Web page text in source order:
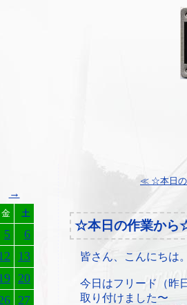
→
金 土
5 6
13
20
27
≪ ☆本日
☆本日の作業か
皆さん、こんにちは。
今日はフリード（昨
取り付けました〜